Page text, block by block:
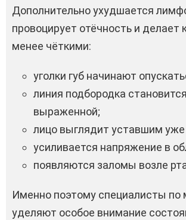
Дополнительно ухудшается
провоцирует отёчность и делает
менее чёткими:
уголки губ начинают
линия подбородка
выраженной;
лицо выглядит уставшим
усиливается напряжение в
появляются заломы возле
Именно поэтому специалисты по
уделяют особое внимание